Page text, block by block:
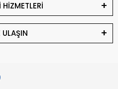
HİZMETLERİ
ULAŞIN